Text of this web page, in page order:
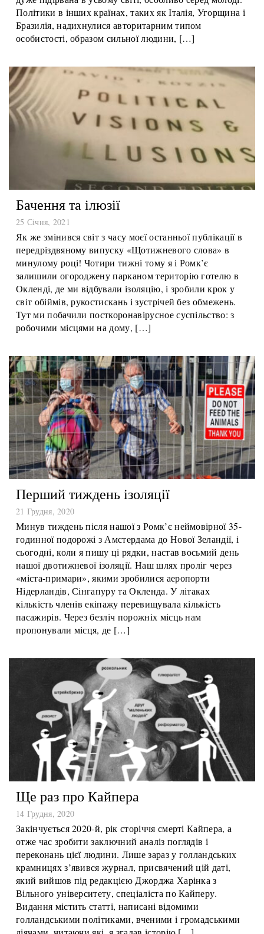
довіра до американських євангельських церков була
дуже підірвана в усьому світі, особливо серед молоді.
Політики в інших країнах, таких як Італія, Угорщина і
Бразилія, надихнулися авторитарним типом
Бачення та ілюзії
25 Січня, 2021
Як же змінився світ з часу моєї останньої публікації в
передріздвяному випуску «Щотижневого слова» в
минулому році! Чотири тижні тому я і Ромк’є
залишили огороджену парканом територію готелю в
Окленді, де ми відбували ізоляцію, і зробили крок у
світ обіймів, рукостискань і зустрічей без обмежень.
Тут ми побачили посткоронавірусное суспільство: з
Перший тиждень ізоляції
21 Грудня, 2020
Минув тиждень після нашої з Ромк’є неймовірної 35-
годинної подорожі з Амстердама до Нової Зеландії, і
сьогодні, коли я пишу ці рядки, настав восьмий день
нашої двотижневої ізоляції. Наш шлях проліг через
«міста-примари», якими зробилися аеропорти
Нідерландів, Сінгапуру та Окленда. У літаках
кількість членів екіпажу перевищувала кількість
пасажирів. Через безліч порожніх місць нам
Ще раз про Кайпера
14 Грудня, 2020
Закінчується 2020-й, рік сторіччя смерті Кайпера, а
отже час зробити заключний аналіз поглядів і
переконань цієї людини. Лише зараз у голландських
крамницях з’явився журнал, присвячений цій даті,
який вийшов під редакцією Джорджа Харінка з
Вільного університету, спеціаліста по Кайперу.
Видання містить статті, написані відомими